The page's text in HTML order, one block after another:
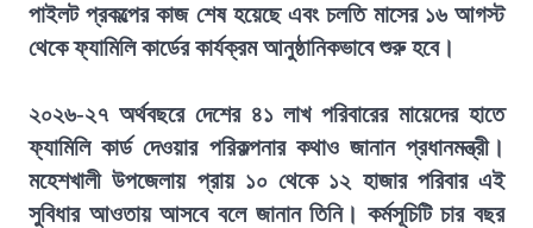
পাইলট প্রকল্পের কাজ শেষ হয়েছে এবং চলতি মাসের ১৬ আগস্ট
থেকে ফ্যামিলি কার্ডের কার্যক্রম আনুষ্ঠানিকভাবে শুরু হবে।
২০২৬-২৭ অর্থবছরে দেশের ৪১ লাখ পরিবারের মায়েদের হাতে
ফ্যামিলি কার্ড দেওয়ার পরিকল্পনার কথাও জানান প্রধানমন্ত্রী।
মহেশখালী উপজেলায় প্রায় ১০ থেকে ১২ হাজার পরিবার এই
সুবিধার আওতায় আসবে বলে জানান তিনি। কর্মসূচিটি চার বছর